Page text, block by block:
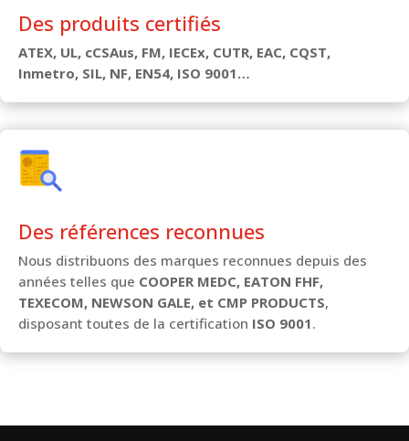
Des produits certifiés
ATEX, UL, cCSAus, FM, IECEx, CUTR, EAC, CQST,
Inmetro, SIL, NF, EN54, ISO 9001…
Des références reconnues
Nous distribuons des marques reconnues depuis des
années telles que COOPER MEDC, EATON FHF,
TEXECOM, NEWSON GALE, et CMP PRODUCTS,
disposant toutes de la certification ISO 9001.